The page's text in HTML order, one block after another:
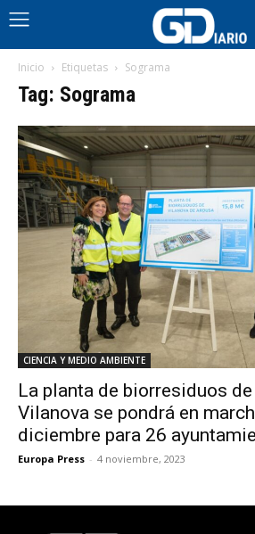
Inicio Etiquetas Sograma
Tag: Sograma
CIENCIA Y MEDIO AMBIENTE
La planta de biorresiduos
Vilanova se pondrá en
diciembre para 26
Europa Press - 4 noviembre, 2023